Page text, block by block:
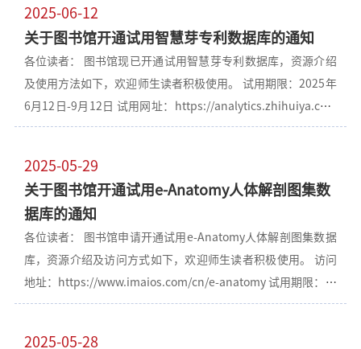
2025-06-12
关于图书馆开通试用智慧芽专利数据库的通知
各位读者： 图书馆现已开通试用智慧芽专利数据库，资源介绍
及使用方法如下，欢迎师生读者积极使用。 试用期限：2025年
6月12日-9月12日 试用网址：https://analytics.zhihuiya.com
资源介绍：智慧芽全球专利数据库涵盖全球170个国家/地区，
索、批量处理、语义检索、化学结构式搜索、组合式搜索等多
种检索方式，支持日常检索场景。具备同族分析、引用分析、
3D地图分析、英策分析、化合物分析等深入分析功能，具体使
用指南可参见附件。 使用方式：请在校园网IP范围内注册账户
后使用，注册链接为https://account.zhihuiya.com/public/?
c=SfAxIr0tEY71c_type=bo_short_code#/register 附件：智慧
2025-05-29
关于图书馆开通试用e-Anatomy人体解剖图集数
据库的通知
各位读者： 图书馆申请开通试用e-Anatomy人体解剖图集数据
库，资源介绍及访问方式如下，欢迎师生读者积极使用。 访问
地址：https://www.imaios.com/cn/e-anatomy 试用期限：即
日起至2025.6.30可使用全模块，到期后可使用免费模块 访问
2025-05-28